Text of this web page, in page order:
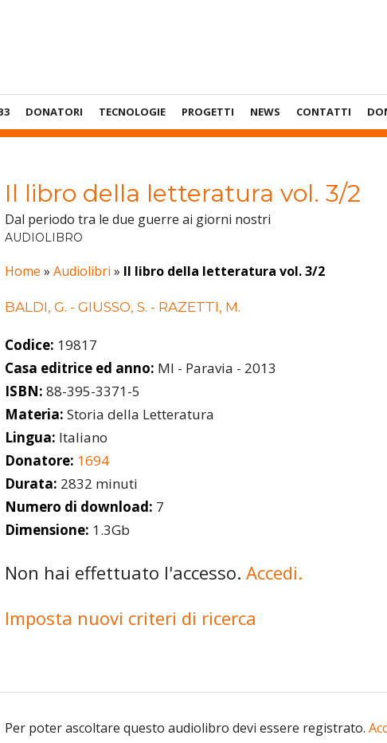
DONATORI TECNOLOGIE PROGETTI NEWS CONTATTI
Il libro della letteratura vol. 3/2
Dal periodo tra le due guerre ai giorni nostri
AUDIOLIBRO
Home » Audiolibri » Il libro della letteratura vol. 3/2
BALDI, G. - GIUSSO, S. - RAZETTI, M.
Codice: 19817
Casa editrice ed anno: MI - Paravia - 2013
ISBN: 88-395-3371-5
Materia: Storia della Letteratura
Lingua: Italiano
Donatore: 1694
Durata: 2832 minuti
Numero di download: 7
Dimensione: 1.3Gb
Non hai effettuato l'accesso. Accedi.
Imposta nuovi criteri di ricerca
Per poter ascoltare questo audiolibro devi essere registrato.